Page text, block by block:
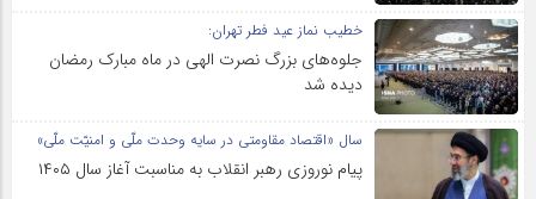
خطیب نماز عید فطر تهران:
جلوه‌های بزرگ نصرت الهی در ماه مبارک رمضان
دیده شد
سال «اقتصاد مقاومتی در سایه وحدت ملّی و امنیّت ملّی»
پیام نوروزی رهبر انقلاب به مناسبت آغاز سال ۱۴۰۵